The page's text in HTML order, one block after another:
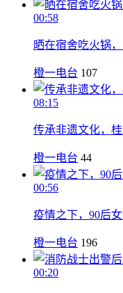
00:58
晒在宿舍吃火锅
橙一电台 107
08:15
传承非遗文化，
橙一电台 44
00:56
疫情之下，90后
橙一电台 196
00:20